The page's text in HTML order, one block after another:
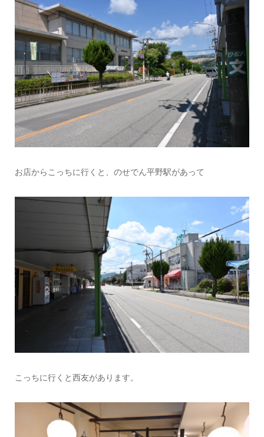
お店からこっちに行くと、のせでん平野駅があって
こっちに行くと西友があります。